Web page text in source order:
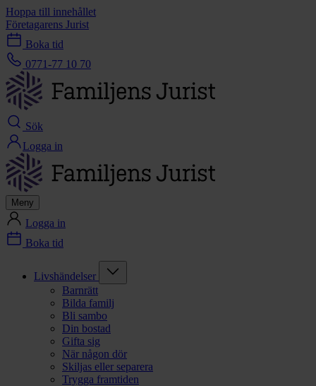
Hoppa till innehållet
Företagarens Jurist
Boka tid
0771-77 10 70
Sök
Logga in
Meny
Logga in
Boka tid
Livshändelser
Barnrätt
Bilda familj
Bli sambo
Din bostad
Gifta sig
När någon dör
Skiljas eller separera
Trygga framtiden